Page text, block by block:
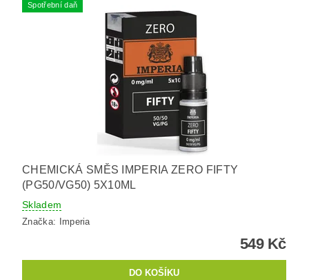
Spotřební daň
CHEMICKÁ SMĚS IMPERIA ZERO FIFTY
(PG50/VG50) 5X10ML
Skladem
Značka: Imperia
549 Kč